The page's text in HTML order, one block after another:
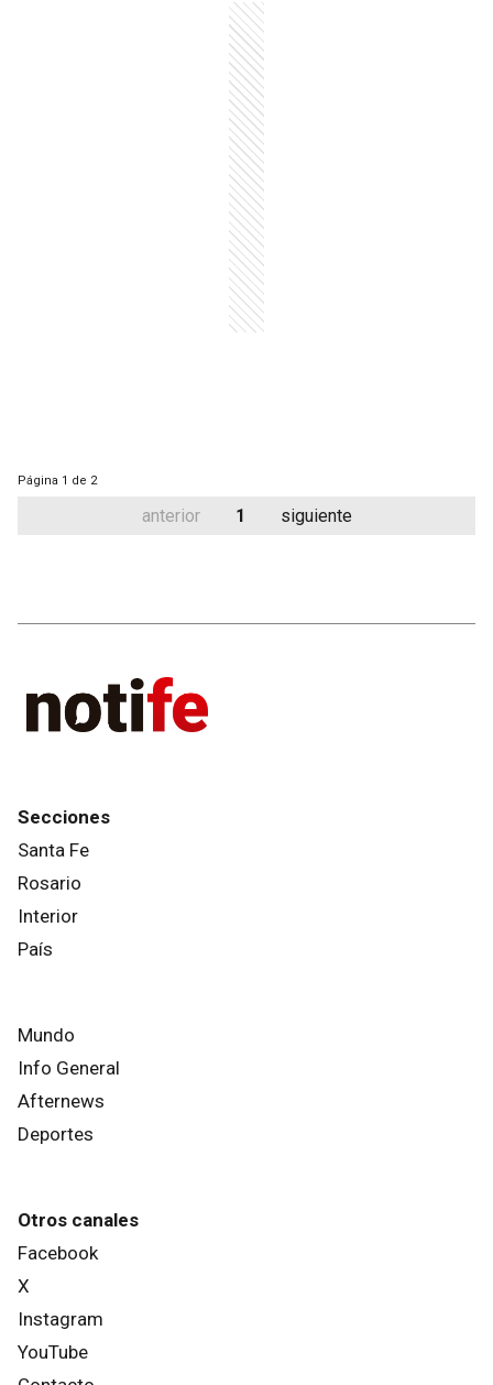
Página 1 de 2
anterior 1 siguiente
Secciones
Santa Fe
Rosario
Interior
País
Mundo
Info General
Afternews
Deportes
Otros canales
Facebook
X
Instagram
YouTube